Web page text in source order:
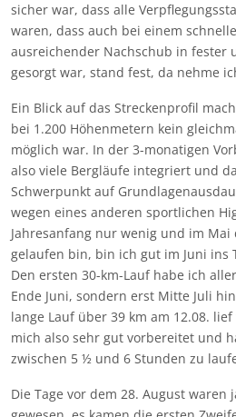
sicher war, dass alle
waren, dass auch bei einem
ausreichender Nachschub in fester
gesorgt war, stand fest, da nehme
Ein Blick auf das Streckenprofil
bei 1.200 Höhenmetern kein
möglich war. In der 3-monatigen
also viele Bergläufe integriert und
Schwerpunkt auf
wegen eines anderen sportlichen
Jahresanfang nur wenig und im
gelaufen bin, bin ich gut im Juni ins
Den ersten 30-km-Lauf habe ich
Ende Juni, sondern erst Mitte Juli
lange Lauf über 39 km am 12.08.
mich also sehr gut vorbereitet und
zwischen 5 ½ und 6 Stunden zu
Die Tage vor dem 28. August waren